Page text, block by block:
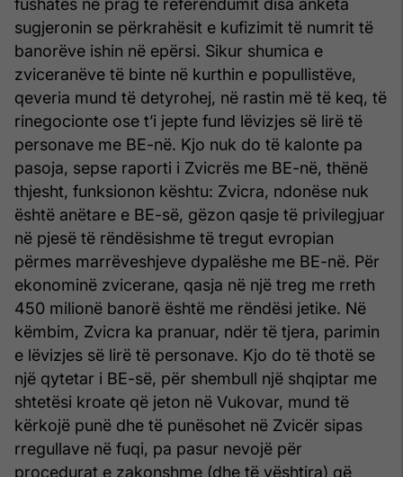
fushatës në prag të referendumit disa anketa
sugjeronin se përkrahësit e kufizimit të numrit të
banorëve ishin në epërsi. Sikur shumica e
zviceranëve të binte në kurthin e popullistëve,
qeveria mund të detyrohej, në rastin më të keq, të
rinegocionte ose t’i jepte fund lëvizjes së lirë të
personave me BE-në. Kjo nuk do të kalonte pa
pasoja, sepse raporti i Zvicrës me BE-në, thënë
thjesht, funksionon kështu: Zvicra, ndonëse nuk
është anëtare e BE-së, gëzon qasje të privilegjuar
në pjesë të rëndësishme të tregut evropian
përmes marrëveshjeve dypalëshe me BE-në. Për
ekonominë zvicerane, qasja në një treg me rreth
450 milionë banorë është me rëndësi jetike. Në
këmbim, Zvicra ka pranuar, ndër të tjera, parimin
e lëvizjes së lirë të personave. Kjo do të thotë se
një qytetar i BE-së, për shembull një shqiptar me
shtetësi kroate që jeton në Vukovar, mund të
kërkojë punë dhe të punësohet në Zvicër sipas
rregullave në fuqi, pa pasur nevojë për
procedurat e zakonshme (dhe të vështira) që